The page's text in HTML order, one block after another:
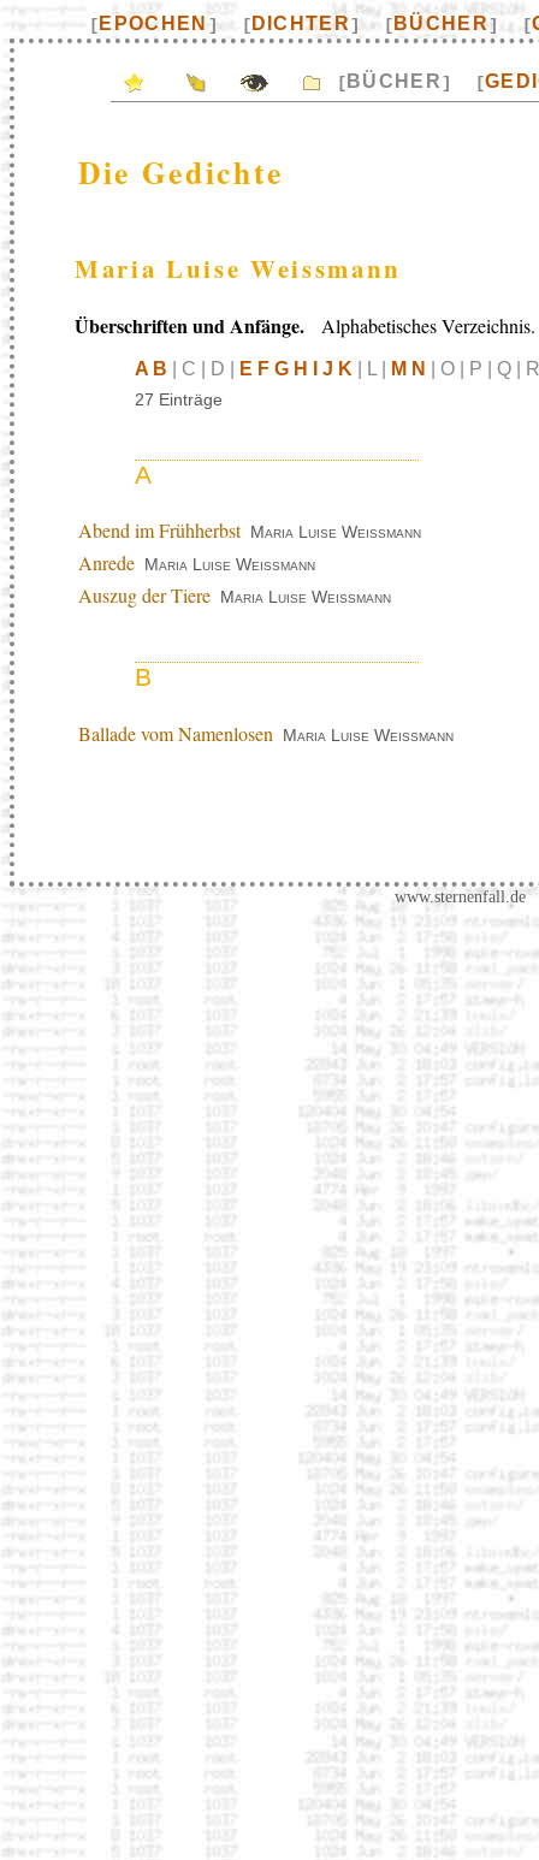
[ EPOCHEN ] [ DICHTER] [ BÜCHER] [
[ BÜCHER] [
Die Gedichte
Maria Luise Weissmann
Überschriften und Anfänge. Alphabetisches Verzeichnis.
A B | C | D | E F G H I J K | L | M N | O | P | Q |
27 Einträge
A
Abend im Frühherbst Maria Luise Weissmann
Anrede Maria Luise Weissmann
Auszug der Tiere Maria Luise Weissmann
B
Ballade vom Namenlosen Maria Luise Weissmann
www.sternenfall.de